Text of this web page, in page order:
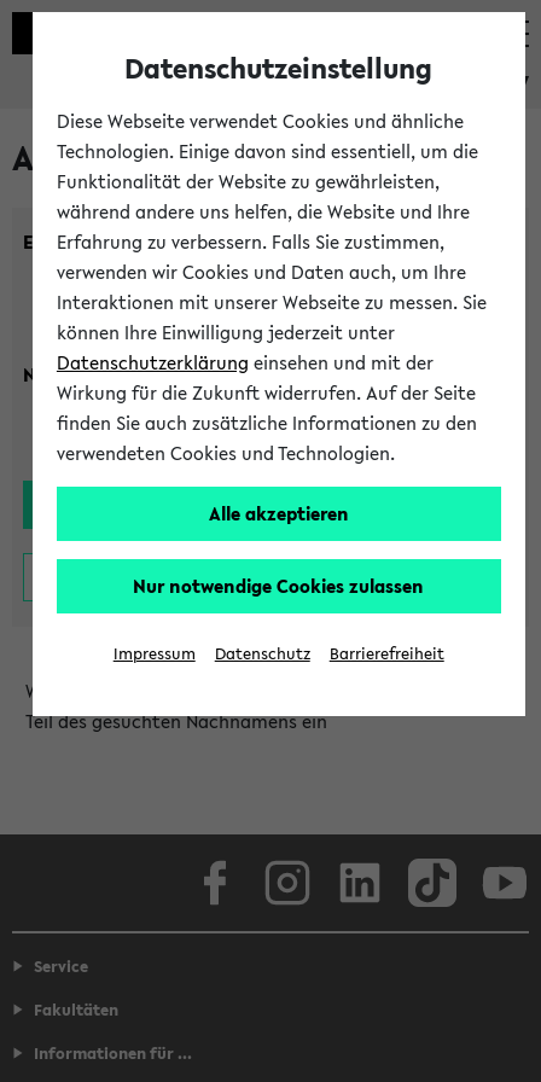
eKVV
Alle Lehrenden
Einrichtung:
Nachname:
Wählen Sie die Einrichtung aus und/oder geben Sie einen
Teil des gesuchten Nachnamens ein
Service
Fakultäten
Informationen für ...
Datenschutzeinstellung
Diese Webseite verwendet Cookies und ähnliche
Technologien. Einige davon sind essentiell, um die
Funktionalität der Website zu gewährleisten,
während andere uns helfen, die Website und Ihre
Erfahrung zu verbessern. Falls Sie zustimmen,
verwenden wir Cookies und Daten auch, um Ihre
Interaktionen mit unserer Webseite zu messen. Sie
können Ihre Einwilligung jederzeit unter
Datenschutzerklärung einsehen und mit der
Wirkung für die Zukunft widerrufen. Auf der Seite
finden Sie auch zusätzliche Informationen zu den
verwendeten Cookies und Technologien.
Alle akzeptieren
Nur notwendige Cookies zulassen
Impressum Datenschutz Barrierefreiheit